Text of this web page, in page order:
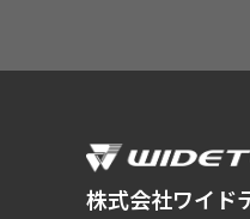
株式会社ワイド